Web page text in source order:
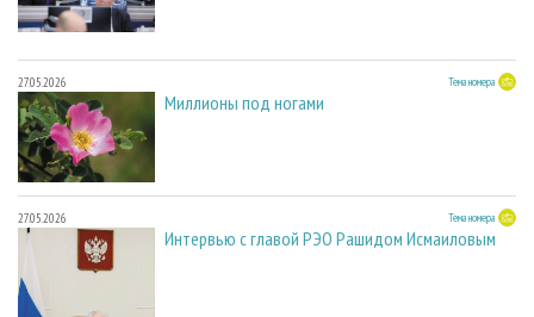
27.05.2026 Тема номера
Миллионы под ногами
27.05.2026 Тема номера
Интервью с главой РЭО Рашидом Исмаиловым